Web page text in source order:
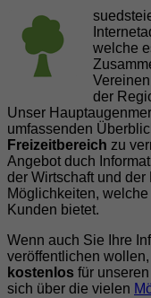
welche
der
Unser
umfassenden
Freizeitbereich zu
Angebot duch
der Wirtschaft und
Möglichkeiten, welche
Kunden bietet.
Wenn auch Sie Ihre
veröffentlichen
kostenlos für unseren
sich über die vielen